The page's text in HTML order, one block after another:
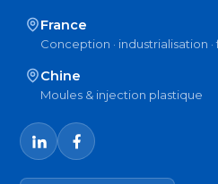
France
Conception · industrialisation ·
Chine
Moules & injection plastique